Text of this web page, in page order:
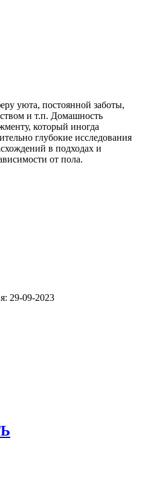
уюта, постоянной заботы,
и т.п. Домашность
который иногда
глубокие исследования
в подходах и
от пола.
29-09-2023